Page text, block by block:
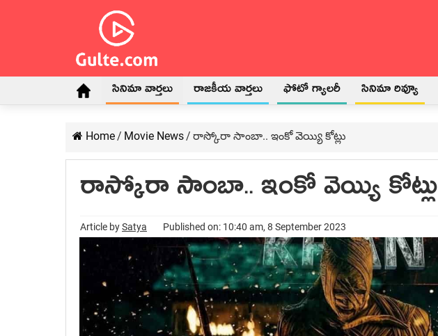
సినిమా వార్తలు రాజకీయ వార్తలు ఫోటో గ్యాలరీ సినిమా రివ్యూ
Home/ Movie News/ రాస్కోరా సాంబా.. ఇంకో వెయ్యి కోట్లు
రాస్కోరా సాంబా.. ఇంకో వెయ్యి కోట్లు
Article bySatya Published on: 10:40 am, 8 September 2023